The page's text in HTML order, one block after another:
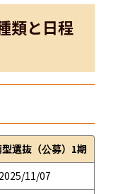
類と日程
選抜（公募）1期
2025/11/07